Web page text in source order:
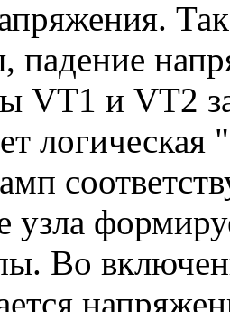
падение
VT1 и VT2
узла
Во